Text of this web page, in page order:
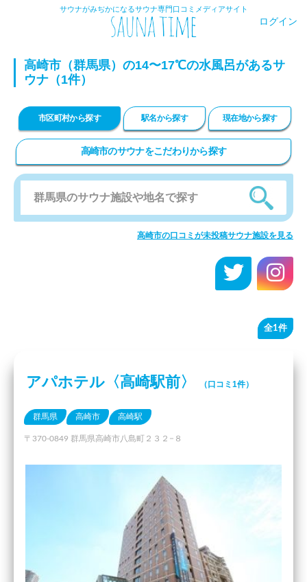
サウナがみぢかになるサウナ専門口コミメディアサイト
ログイン
高崎市（群馬県）の14〜17℃の水風呂があるサ
ウナ（1件）
市区町村から探す 駅名から探す 現在地から探す
高崎市のサウナをこだわりから探す
高崎市の口コミが未投稿サウナ施設を見る
全1件
アパホテル〈高崎駅前〉 （口コミ1件）
群馬県 高崎市 高崎駅
〒370-0849 群馬県高崎市八島町２３２−８